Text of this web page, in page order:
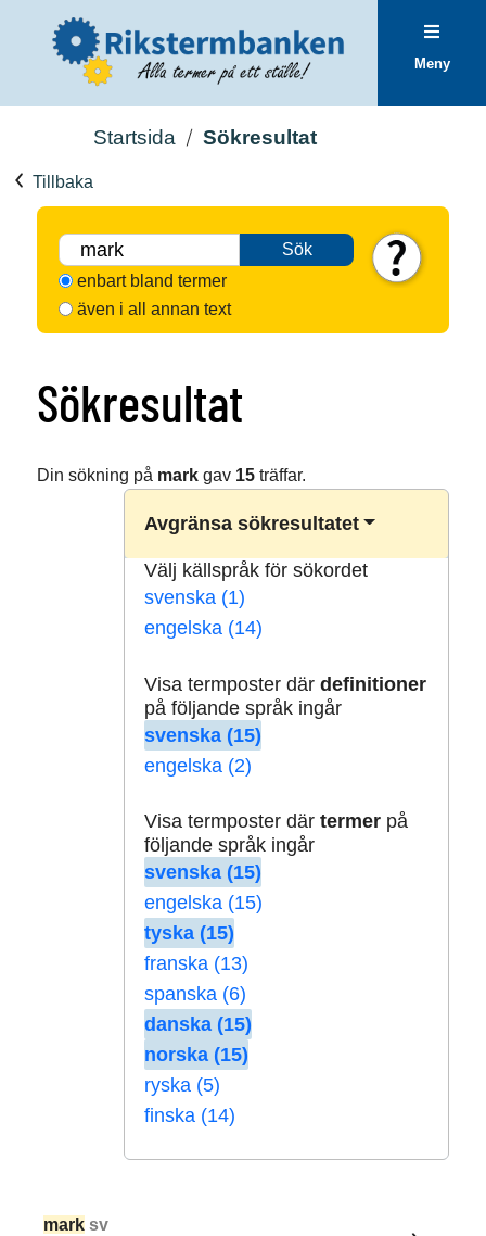
Meny
Startsida Sökresultat
Tillbaka
Sök
enbart bland termer
även i all annan text
Sökresultat
Din sökning på markgav 15träffar.
Avgränsa sökresultatet
Välj källspråk för sökordet
svenska (1)
engelska (14)
Visa termposter där definitioner
på följande språk ingår
svenska (15)
engelska (2)
Visa termposter där termerpå
följande språk ingår
svenska (15)
engelska (15)
tyska (15)
franska (13)
spanska (6)
danska (15)
norska (15)
ryska (5)
finska (14)
mark sv